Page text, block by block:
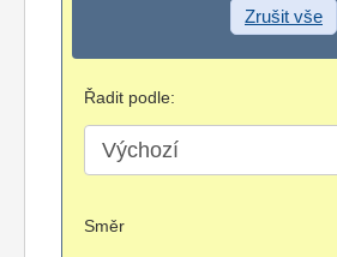
Zrušit vše
Řadit podle:
Směr